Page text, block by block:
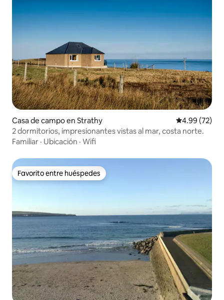
Casa de campo en Strathy Calificación
4.99 (72)
2 dormitorios, impresionantes vistas al mar, costa norte.
Familiar · Ubicación · Wifi
Favorito entre huéspedes
Favorito entre huéspedes